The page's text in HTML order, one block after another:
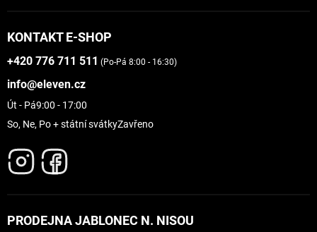
KONTAKT E-SHOP
+420 776 711 511 (Po-Pá 8:00 - 16:30)
info@eleven.cz
Út - Pá9:00 - 17:00
So, Ne, Po + státní svátkyZavřeno
PRODEJNA JABLONEC N. NISOU